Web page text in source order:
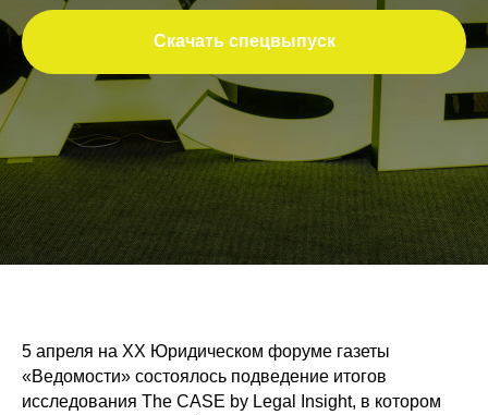
Скачать спецвыпуск
5 апреля на XX Юридическом форуме газеты
«Ведомости» состоялось подведение итогов
исследования The CASE by Legal Insight, в котором